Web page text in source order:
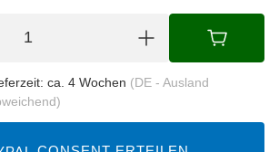
ca. 4 Wochen (DE - Ausland